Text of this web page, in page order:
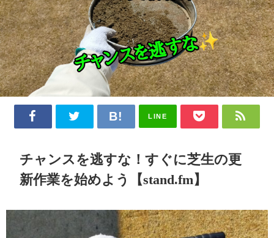
LINE
チャンスを逃すな！すぐに芝生の更
新作業を始めよう【stand.fm】